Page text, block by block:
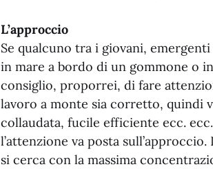
L’approccio
Se qualcuno tra i giovani,
in mare a bordo di un gommone o
consiglio, proporrei, di fare
lavoro a monte sia corretto, quindi
collaudata, fucile efficiente ecc.
l’attenzione va posta
si cerca con la massima